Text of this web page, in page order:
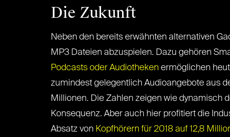
Die Zukunft
Neben den bereits erwähnten alternativen
MP3 Dateien abzuspielen. Dazu gehören
Podcasts oder Audiotheken ermöglichen
zumindest gelegentlich Audioangebote aus
Millionen. Die Zahlen zeigen wie dynamisch
Konsequenz. Aber auch hier profitiert die
Absatz von Kopfhörern für 2018 auf 12,8